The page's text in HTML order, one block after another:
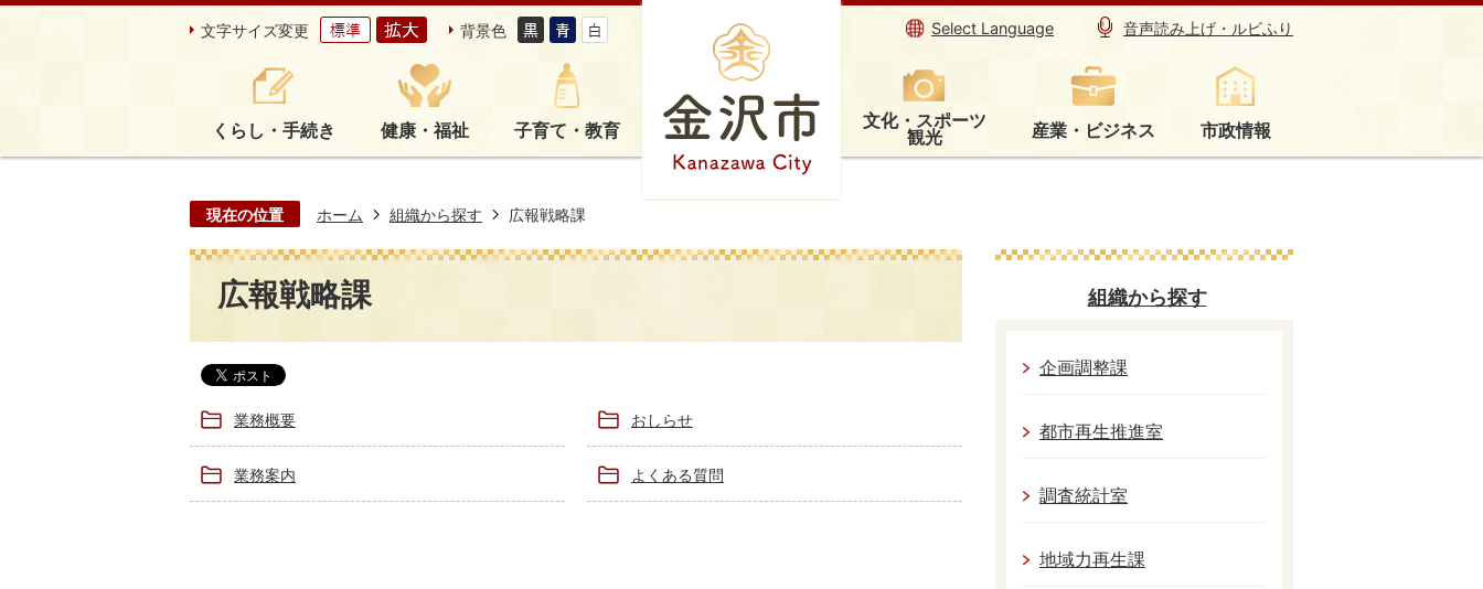
文字サイズ変更 背景色 Select Language 音声読み上げ・ルビふり
くらし・手続き 健康・福祉 子育て・教育 文化・スポーツ
観光 産業・ビジネス 市政情報
現在の位置 ホーム 組織から探す 広報戦略課
広報戦略課
業務概要 おしらせ
業務案内 よくある質問
組織から探す
企画調整課
都市再生推進室
調査統計室
地域力再生課